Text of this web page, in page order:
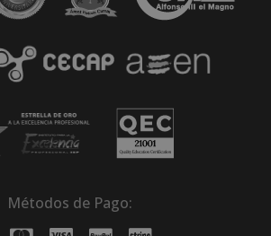
Métodos de Pago: